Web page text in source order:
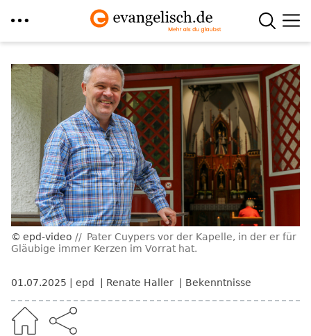
zum
Inhalt
epd-video
Pater Cuypers vor der Kapelle, in der er für
Gläubige immer Kerzen im Vorrat hat.
01.07.2025 epd Renate Haller Bekenntnisse